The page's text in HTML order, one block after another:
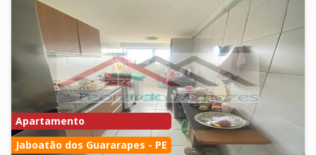
Apartamento
Jaboatão dos Guararapes - PE